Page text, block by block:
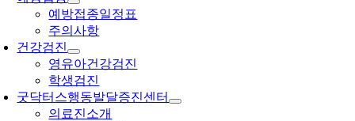
예방접종일정표
주의사항
건강검진
영유아건강검진
학생검진
굿닥터스행동발달증진센터
의료진소개